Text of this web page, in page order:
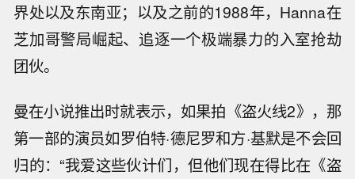
界处以及东南亚；以及之前的1988年，Hanna在
芝加哥警局崛起、追逐一个极端暴力的入室抢劫
团伙。
曼在小说推出时就表示，如果拍《盗火线2》，那
第一部的演员如罗伯特·德尼罗和方·基默是不会回
归的：“我爱这些伙计们，但他们现在得比在《盗